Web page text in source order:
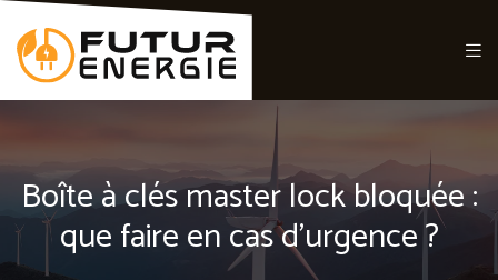
Boîte à clés master lock bloquée :
que faire en cas d’urgence ?